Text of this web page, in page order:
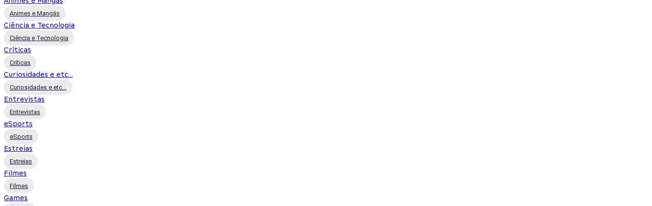
Animes e Mangás
Ciência e Tecnologia
Ciência e Tecnologia
Críticas
Críticas
Curiosidades e etc...
Curiosidades e etc...
Entrevistas
Entrevistas
eSports
eSports
Estreias
Estreias
Filmes
Filmes
Games